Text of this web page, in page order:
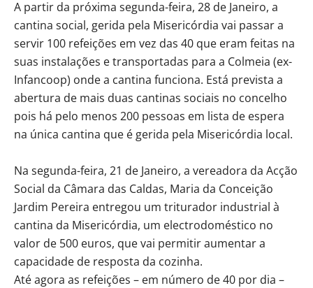
A partir da próxima segunda-feira, 28 de Janeiro, a
cantina social, gerida pela Misericórdia vai passar a
servir 100 refeições em vez das 40 que eram feitas na
suas instalações e transportadas para a Colmeia (ex-
Infancoop) onde a cantina funciona. Está prevista a
abertura de mais duas cantinas sociais no concelho
pois há pelo menos 200 pessoas em lista de espera
na única cantina que é gerida pela Misericórdia local.
Na segunda-feira, 21 de Janeiro, a vereadora da Acção
Social da Câmara das Caldas, Maria da Conceição
Jardim Pereira entregou um triturador industrial à
cantina da Misericórdia, um electrodoméstico no
valor de 500 euros, que vai permitir aumentar a
capacidade de resposta da cozinha.
Até agora as refeições – em número de 40 por dia –